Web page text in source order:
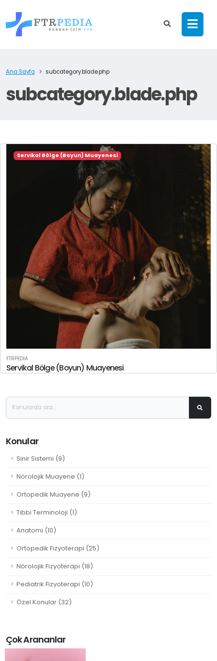
subcategory.blade.php
Ana Sayfa subcategory.blade.php
Konular
Sinir Sistemi (9)
Nörolojik Muayene (1)
Ortopedik Muayene (9)
Tıbbi Terminoloji (1)
Anatomi (10)
Ortopedik Fizyoterapi (25)
Nörolojik Fizyoterapi (18)
Pediatrik Fizyoterapi (10)
Özel Konular (32)
Çok Arananlar
Servikal Bölge (Boyun) Muayenesi
FTRPEDIA
Servikal Bölge (Boyun) Muayenesi